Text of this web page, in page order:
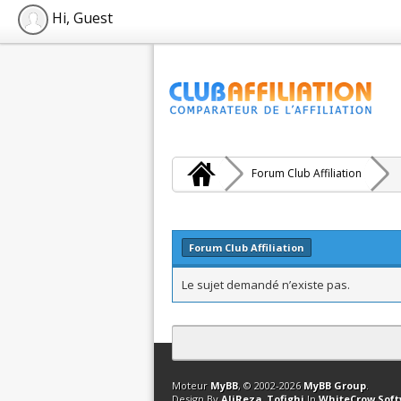
Hi, Guest
Forum Club Affiliation
Forum Club Affiliation
Le sujet demandé n’existe pas.
Contact Club Affiliation Retourner en
Moteur MyBB, © 2002-2026 MyBB Group.